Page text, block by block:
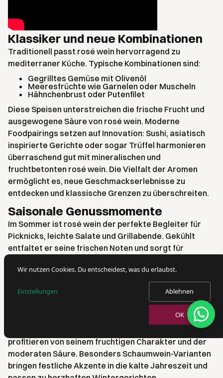
Klassiker und neue Kombinationen
Traditionell passt rosé wein hervorragend zu
mediterraner Küche. Typische Kombinationen sind:
Gegrilltes Gemüse mit Olivenöl
Meeresfrüchte wie Garnelen oder Muscheln
Hähnchenbrust oder Putenfilet
Diese Speisen unterstreichen die frische Frucht und
ausgewogene Säure von rosé wein. Moderne
Foodpairings setzen auf Innovation: Sushi, asiatisch
inspirierte Gerichte oder sogar Trüffel harmonieren
überraschend gut mit mineralischen und
fruchtbetonten rosé wein. Die Vielfalt der Aromen
ermöglicht es, neue Geschmackserlebnisse zu
entdecken und klassische Grenzen zu überschreiten.
Saisonale Genussmomente
Im Sommer ist rosé wein der perfekte Begleiter für
Picknicks, leichte Salate und Grillabende. Gekühlt
entfaltet er seine frischen Noten und sorgt für
Sommergerichte sind:
Wassermelonen-Feta-Salat
Gegrillter Fisch oder Garnelen-Spieße
Auch im Winter überzeugt rosé wein zu wärmenden
profitieren von seinem fruchtigen Charakter und der
moderaten Säure. Besonders Schaumwein-Varianten
bringen festliche Akzente in die kalte Jahreszeit und
Wir nutzen Cookies. Du entscheidest, was du erlaubst.
Einstellungen Ablehnen
OK